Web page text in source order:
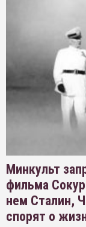
Минкульт
фильма
нем Сталин,
спорят о